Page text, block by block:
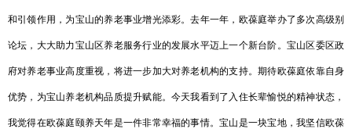
和引领作用，为宝山的养老事业增光添彩。去年一年，欧葆庭举办了多次高级别
论坛，大大助力宝山区养老服务行业的发展水平迈上一个新台阶。宝山区委区政
府对养老事业高度重视，将进一步加大对养老机构的支持。期待欧葆庭依靠自身
优势，为宝山养老机构品质提升赋能。今天我看到了入住长辈愉悦的精神状态，
我觉得在欧葆庭颐养天年是一件非常幸福的事情。宝山是一块宝地，我坚信欧葆